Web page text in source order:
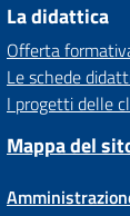
La didattica
Offerta
Le schede
I progetti delle
Mappa del